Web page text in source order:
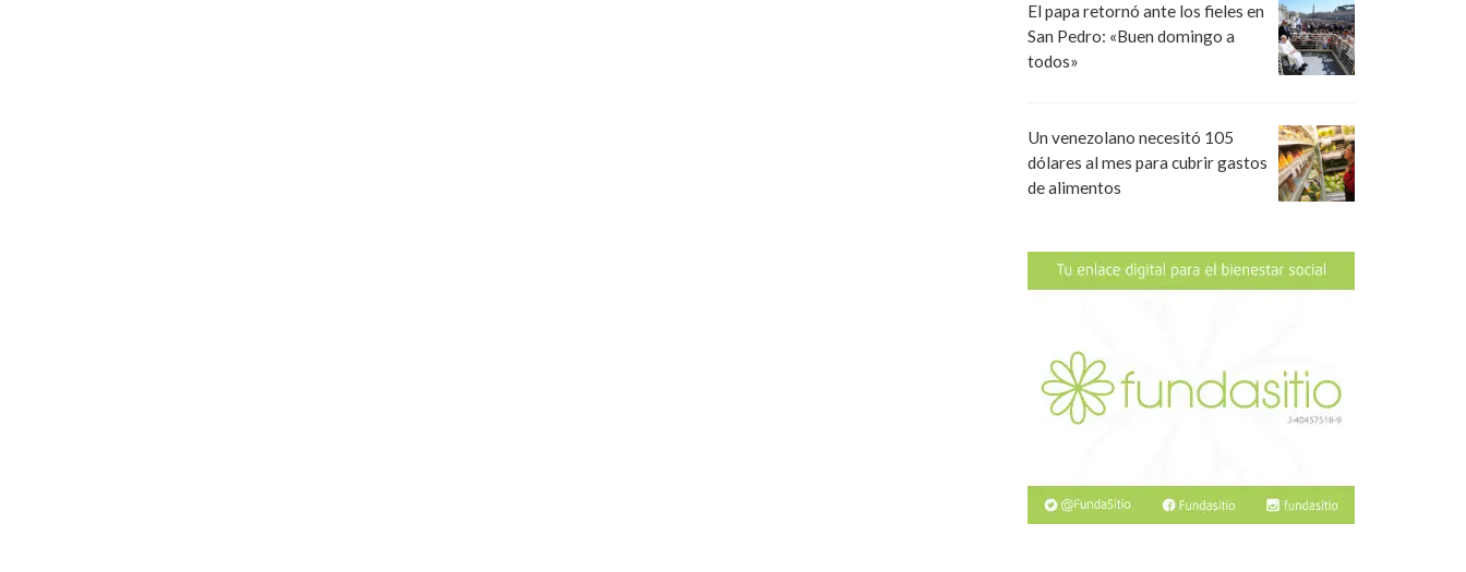
El papa retornó ante los fieles en
San Pedro: «Buen domingo a
todos»
Un venezolano necesitó 105
dólares al mes para cubrir gastos
de alimentos